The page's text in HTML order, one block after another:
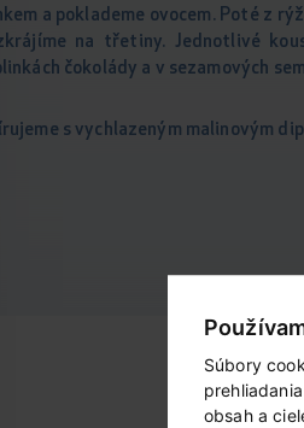
Súbory
obsah a
a poklademe ovocem. Poté z
na třetiny. Jednotlivé
čokolády a v sezamových
s vychlazeným malinovým